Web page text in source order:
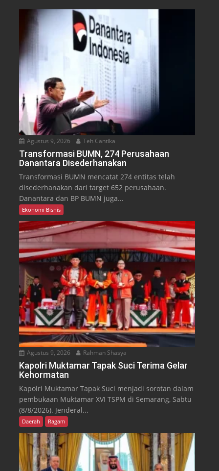
Agustus 9, 2026 Teh Cantika
Transformasi BUMN, 274 Perusahaan
Danantara Disederhanakan
Transformasi BUMN mencatat 274 entitas telah
disederhanakan dari target 652 perusahaan.
Danantara dan BP BUMN juga...
Ekonomi Bisnis
Agustus 9, 2026 Rahman Shasya
Kapolri Muktamar Tapak Suci Terima Gelar
Kehormatan
Kapolri Muktamar Tapak Suci menjadi sorotan dalam
pembukaan Muktamar XVI TSPM di Semarang, Sabtu
(8/8/2026). Jenderal...
Daerah Ragam